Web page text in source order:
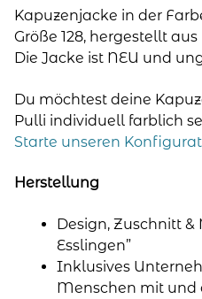
Kapuzenjacke in der
Größe 128, hergestellt
Die Jacke ist NEU und
Du möchtest deine
Pulli individuell farblich
Starte unseren
Herstellung
Design, Zuschnitt &
Esslingen”
Inklusives
Menschen mit und